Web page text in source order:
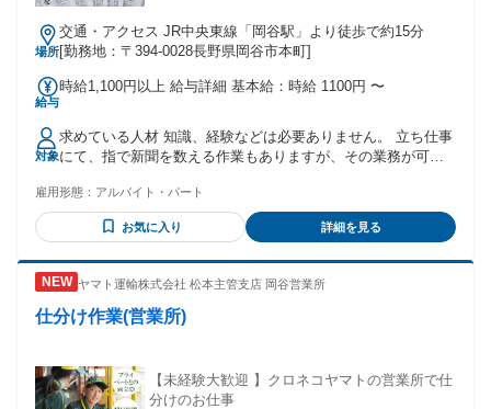
場所
交通・アクセス JR中央東線「岡谷駅」より徒歩で約15分
[勤務地：〒394-0028長野県岡谷市本町]
給与
時給1,100円以上 給与詳細 基本給：時給 1100円 〜
対象
求めている人材 知識、経験などは必要ありません。 立ち仕事
にて、指で新聞を数える作業もありますが、その業務が可能
雇用形態： アルバイト・パート
お気に入り 詳細を見る
ヤマト運輸株式会社 松本主管支店 岡谷営業所
仕分け作業(営業所)
【未経験大歓迎 】クロネコヤマトの営業所で仕
分けのお仕事